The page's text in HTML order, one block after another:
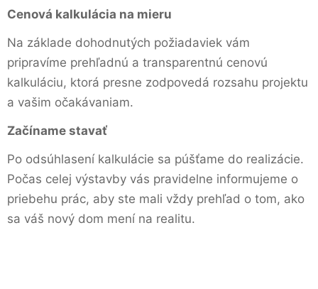
Cenová kalkulácia na mieru
Na základe dohodnutých požiadaviek vám
pripravíme prehľadnú a transparentnú cenovú
kalkuláciu, ktorá presne zodpovedá rozsahu projektu
a vašim očakávaniam.
Začíname stavať
Po odsúhlasení kalkulácie sa púšťame do realizácie.
Počas celej výstavby vás pravidelne informujeme o
priebehu prác, aby ste mali vždy prehľad o tom, ako
sa váš nový dom mení na realitu.